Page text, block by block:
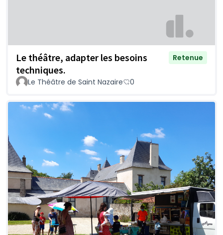
Le théâtre, adapter les besoins
techniques.
Retenue
Le Théâtre de Saint Nazaire 0